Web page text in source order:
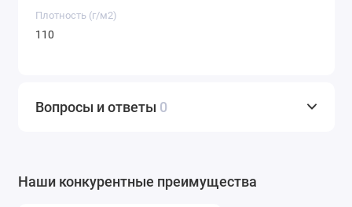
Плотность (г/м2)
110
Вопросы и ответы 0
Наши конкурентные преимущества